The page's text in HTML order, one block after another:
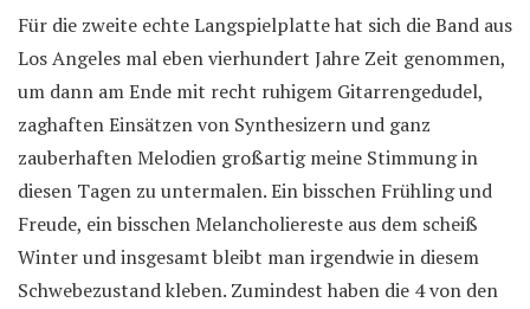
Für die zweite echte Langspielplatte hat sich die Band aus
Los Angeles mal eben vierhundert Jahre Zeit genommen,
um dann am Ende mit recht ruhigem Gitarrengedudel,
zaghaften Einsätzen von Synthesizern und ganz
zauberhaften Melodien großartig meine Stimmung in
diesen Tagen zu untermalen. Ein bisschen Frühling und
Freude, ein bisschen Melancholiereste aus dem scheiß
Winter und insgesamt bleibt man irgendwie in diesem
Schwebezustand kleben. Zumindest haben die 4 von den